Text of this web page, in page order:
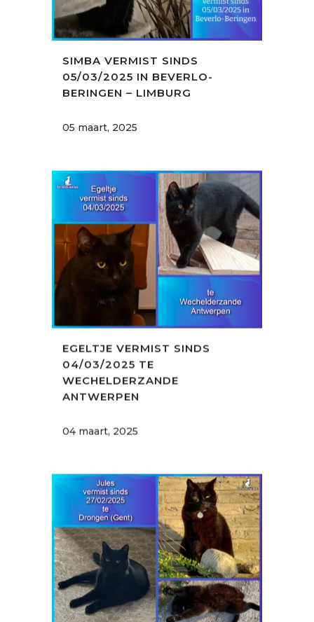
SIMBA VERMIST SINDS
05/03/2025 IN BEVERLO-
BERINGEN – LIMBURG
05 maart, 2025
EGELTJE VERMIST SINDS
04/03/2025 TE
WECHELDERZANDE
ANTWERPEN
04 maart, 2025